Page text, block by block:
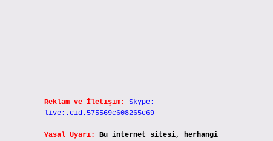
Reklam ve İletişim:
Skype:
live:.cid.575569c608265c69
Yasal Uyarı:
Bu internet sitesi, herhangi